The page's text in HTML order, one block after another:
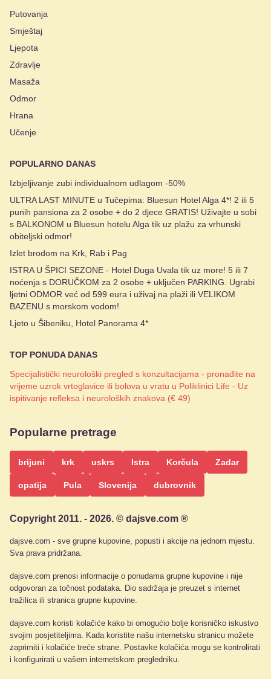
Putovanja
Smještaj
Ljepota
Zdravlje
Masaža
Odmor
Hrana
Učenje
POPULARNO DANAS
Izbjeljivanje zubi individualnom udlagom -50%
ULTRA LAST MINUTE u Tučepima: Bluesun Hotel Alga 4*! 2 ili 5
punih pansiona za 2 osobe + do 2 djece GRATIS! Uživajte u sobi
s BALKONOM u Bluesun hotelu Alga tik uz plažu za vrhunski
obiteljski odmor!
Izlet brodom na Krk, Rab i Pag
ISTRA U ŠPICI SEZONE - Hotel Duga Uvala tik uz more! 5 ili 7
noćenja s DORUČKOM za 2 osobe + uključen PARKING. Ugrabi
ljetni ODMOR već od 599 eura i uživaj na plaži ili VELIKOM
BAZENU s morskom vodom!
Ljeto u Šibeniku, Hotel Panorama 4*
TOP PONUDA DANAS
Specijalistički neurološki pregled s konzultacijama - pronađite na
vrijeme uzrok vrtoglavice ili bolova u vratu u Poliklinici Life - Uz
ispitivanje refleksa i neuroloških znakova (€ 49)
Popularne pretrage
brijuni krk uskrs Istra Korčula Zadar
opatija Pula Slovenija dubrovnik
Copyright 2011. - 2026. © dajsve.com ®
dajsve.com - sve grupne kupovine, popusti i akcije na jednom mjestu.
Sva prava pridržana.
dajsve.com prenosi informacije o ponudama grupne kupovine i nije
odgovoran za točnost podataka. Dio sadržaja je preuzet s internet
tražilica ili stranica grupne kupovine.
dajsve.com koristi kolačiće kako bi omogućio bolje korisničko iskustvo
svojim posjetiteljima. Kada koristite našu internetsku stranicu možete
zaprimiti i kolačiće treće strane. Postavke kolačića mogu se kontrolirati
i konfigurirati u vašem internetskom pregledniku.